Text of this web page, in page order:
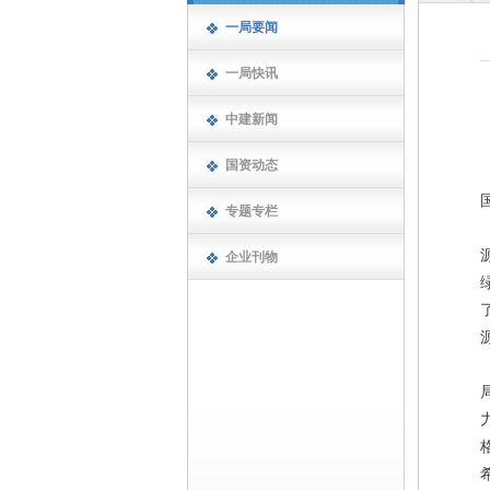
一局要闻
一局快讯
中建新闻
国资动态
专题专栏
企业刊物